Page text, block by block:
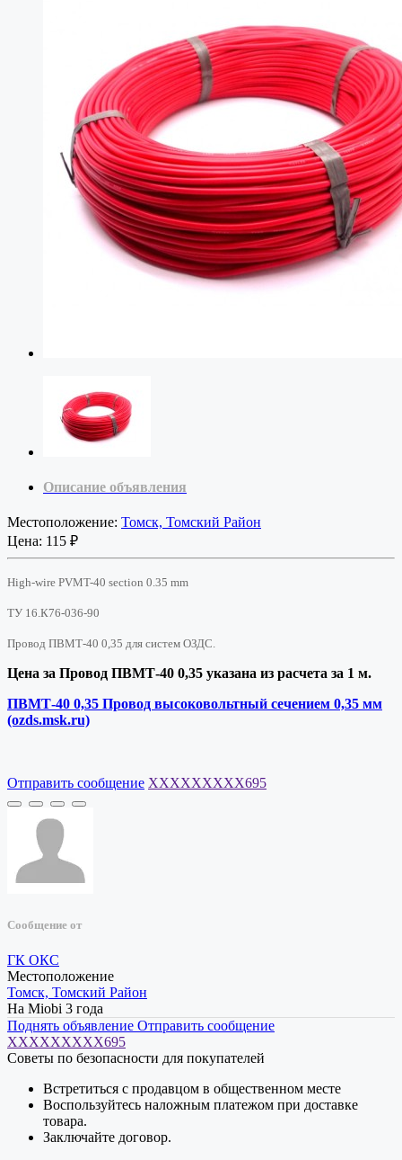
Описание объявления
Местоположение: Томск, Томский Район
Цена: 115 ₽
High-wire PVMT-40 section 0.35 mm
ТУ 16.К76-036-90
Провод ПВМТ-40 0,35 для систем ОЗДС.
Цена за Провод ПВМТ-40 0,35 указана из расчета за 1 м.
ПВМТ-40 0,35 Провод высоковольтный сечением 0,35 мм
(ozds.msk.ru)
Отправить сообщение XXXXXXXXX695
Сообщение от
ГК ОКС
Местоположение
Томск, Томский Район
На Miobi 3 года
Поднять объявление Отправить сообщение
XXXXXXXXX695
Советы по безопасности для покупателей
Встретиться с продавцом в общественном месте
Воспользуйтесь наложным платежом при доставке
товара.
Заключайте договор.